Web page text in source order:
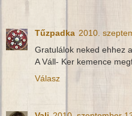
Tűzpadka 2010.
Gratulálok neked ehhez
A Váll- Ker kemence
Válasz